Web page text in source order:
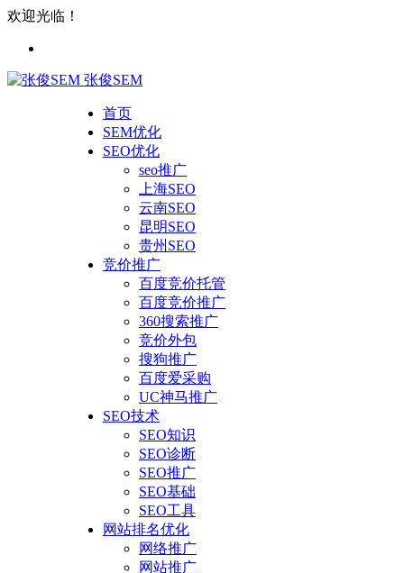
欢迎光临！
张俊SEM
首页
SEM优化
SEO优化
seo推广
上海SEO
云南SEO
昆明SEO
贵州SEO
竞价推广
百度竞价托管
百度竞价推广
360搜索推广
竞价外包
搜狗推广
百度爱采购
UC神马推广
SEO技术
SEO知识
SEO诊断
SEO推广
SEO基础
SEO工具
网站排名优化
网络推广
网站推广